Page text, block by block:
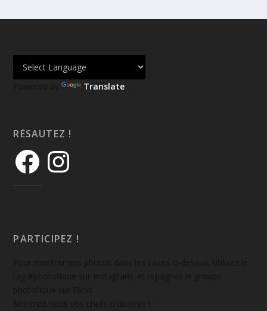
Powered by Translate
RÉSAUTEZ !
PARTICIPEZ !